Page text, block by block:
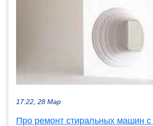
17:22, 28 Мар
Про ремонт стиральных машин с